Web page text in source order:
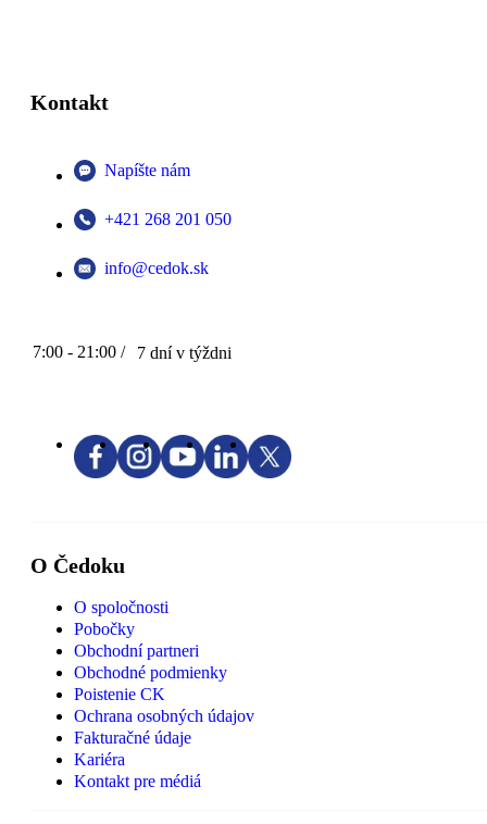
Kontakt
Napíšte nám
+421 268 201 050
info@cedok.sk
7:00 - 21:00 / 7 dní v týždni
O Čedoku
O spoločnosti
Pobočky
Obchodní partneri
Obchodné podmienky
Poistenie CK
Ochrana osobných údajov
Fakturačné údaje
Kariéra
Kontakt pre médiá